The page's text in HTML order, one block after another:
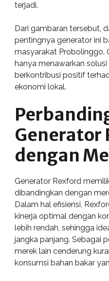
terjadi.
Dari gambaran tersebut,
pentingnya generator ini
masyarakat Probolinggo.
hanya menawarkan
berkontribusi positif
ekonomi lokal.
Generator
dengan
Generator Rexford
dibandingkan dengan
Dalam hal efisiensi,
kinerja optimal dengan
lebih rendah, sehingga
jangka panjang. Sebagai
merek lain cenderung
konsumsi bahan bakar